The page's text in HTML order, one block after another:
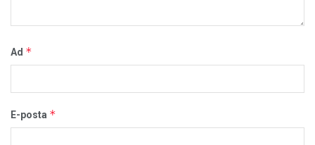
Ad *
E-posta *